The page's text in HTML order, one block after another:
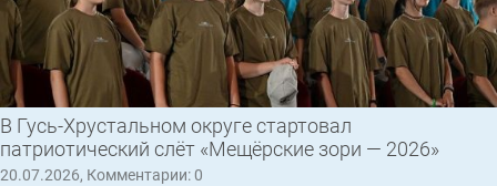
В Гусь-Хрустальном округе стартовал
патриотический слёт «Мещёрские зори — 2026»
20.07.2026, Комментарии: 0